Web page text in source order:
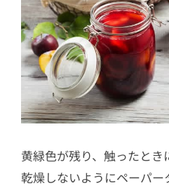
黄緑色が残り、触ったとき
乾燥しないようにペーパ